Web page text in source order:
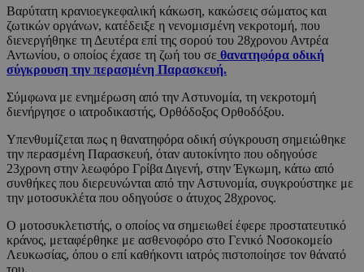
Βαρύτατη κρανιοεγκεφαλική κάκωση, κακώσεις σώματος και
ζωτικών οργάνων, κατέδειξε η νενομισμένη νεκροτομή, που
διενεργήθηκε τη Δευτέρα επί της σορού του 28χρονου Αντρέα
Αντωνίου, ο οποίος έχασε τη ζωή του σε θανατηφόρα οδική
σύγκρουση την περασμένη Παρασκευή.
Σύμφωνα με ενημέρωση από την Αστυνομία, τη νεκροτομή
διενήργησε ο ιατροδικαστής, Ορθόδοξος Ορθοδόξου.
Υπενθυμίζεται πως η θανατηφόρα οδική σύγκρουση σημειώθηκε
την περασμένη Παρασκευή, όταν αυτοκίνητο που οδηγούσε
23χρονη στην λεωφόρο Γρίβα Διγενή, στην Έγκωμη, κάτω από
συνθήκες που διερευνώνται από την Αστυνομία, συγκρούστηκε με
την μοτοσυκλέτα που οδηγούσε ο άτυχος 28χρονος.
Ο μοτοσυκλετιστής, ο οποίος να σημειωθεί έφερε προστατευτικό
κράνος, μεταφέρθηκε με ασθενοφόρο στο Γενικό Νοσοκομείο
Λευκωσίας, όπου ο επί καθήκοντι ιατρός πιστοποίησε τον θάνατό
του.